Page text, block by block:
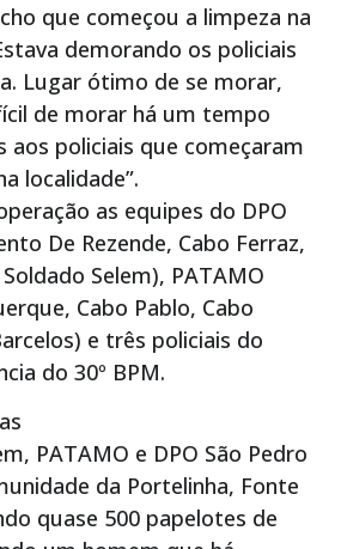
que começou a limpeza na
demorando os policiais
Lugar ótimo de se morar,
de morar há um tempo
aos policiais que começaram
localidade”.
as equipes do DPO
De Rezende, Cabo Ferraz,
Selem), PATAMO
Cabo Pablo, Cabo
e três policiais do
do 30º BPM.
PATAMO e DPO São Pedro
da Portelinha, Fonte
quase 500 papelotes de